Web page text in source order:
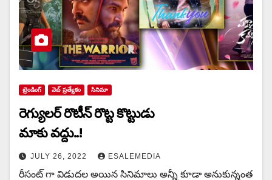
ట్రెండింగ్ వెబ్ ప్రత్యేకం సినిమా
రెగ్యులర్ రొటీన్ రొట్ట కొట్టుడు
మాకు వద్దు..!
JULY 26, 2022 ESALEMEDIA
రీసంట్ గా విడుదల అయిన సినిమాలు అన్నీ కూడా అనుకున్నంత